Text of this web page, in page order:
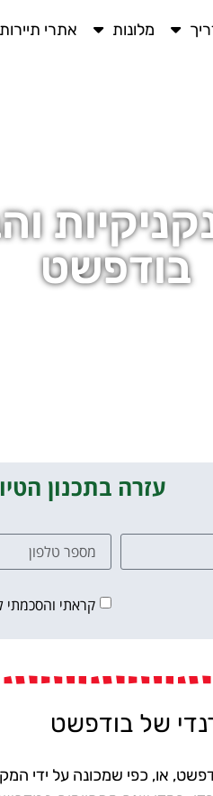
מלונות אתרי תיירות
בודפשט
עזרה בתכנון
קראתי והסכמתי
של בודפשט